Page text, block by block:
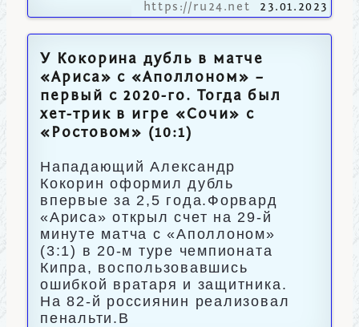
https://ru24.net 23.01.2023
У Кокорина дубль в матче
«Ариса» с «Аполлоном» –
первый с 2020-го. Тогда был
хет-трик в игре «Сочи» с
«Ростовом» (10:1)
Нападающий Александр
Кокорин оформил дубль
впервые за 2,5 года.Форвард
«Ариса» открыл счет на 29-й
минуте матча с «Аполлоном»
(3:1) в 20-м туре чемпионата
Кипра, воспользовавшись
ошибкой вратаря и защитника.
На 82-й россиянин реализовал
пенальти.В